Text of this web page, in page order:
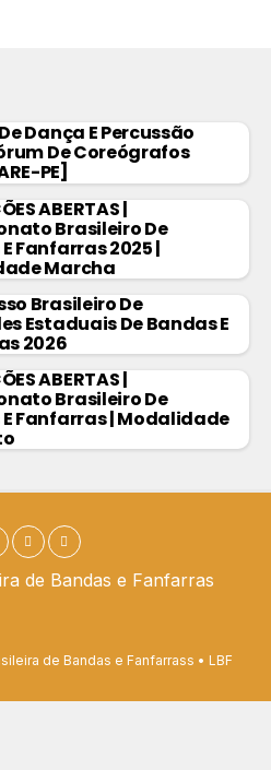
Dança E Percussão
De Coreógrafos
PE]
ABERTAS |
Brasileiro De
Fanfarras 2025 |
Marcha
Brasileiro De
Estaduais De Bandas E
2026
ABERTAS |
Brasileiro De
Fanfarras | Modalidade
de Bandas e Fanfarrass • LBF